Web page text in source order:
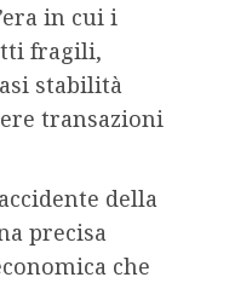
in cui i
fragili,
stabilità
transazioni
della
precisa
che